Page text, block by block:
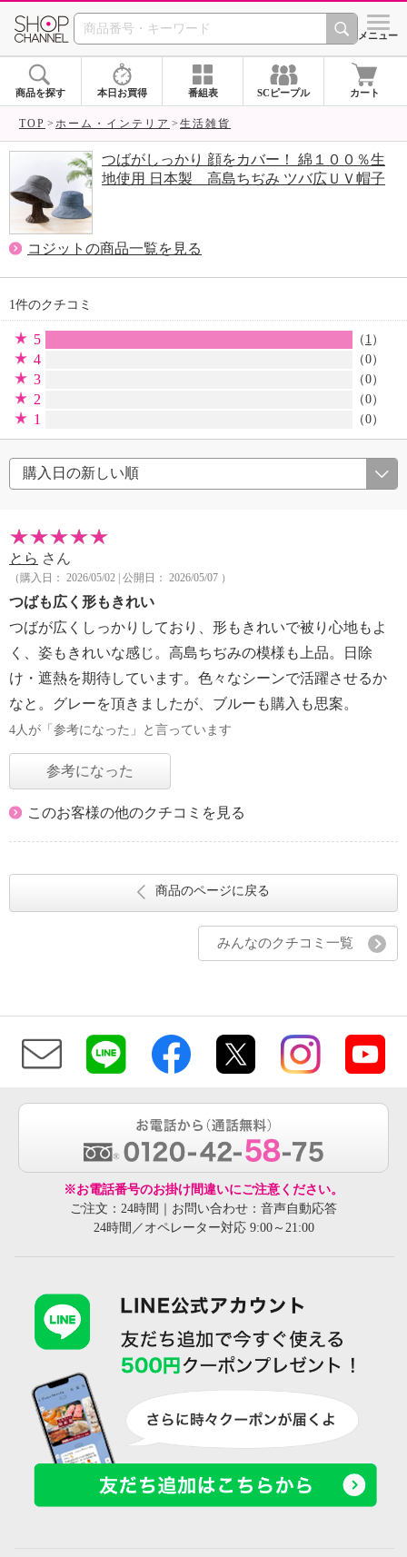
SHOP CHANNEL シメニュー
商品を探す 本日お買得 番組表 SCピープル カート
TOP ホーム・インテリア 生活雑貨
つばがしっかり 顔をカバー！ 綿１００％生
地使用 日本製 高島ちぢみ ツバ広ＵＶ帽子
コジットの商品一覧を見る
1件のクチコミ
5 （ 1 ）
4 （0）
3 （0）
2 （0）
1 （0）
とら さん
（購入日： 2026/05/02 | 公開日： 2026/05/07 ）
つばも広く形もきれい
つばが広くしっかりしており、形もきれいで被り心地もよ
く、姿もきれいな感じ。高島ちぢみの模様も上品。日除
け・遮熱を期待しています。色々なシーンで活躍させるか
なと。グレーを頂きましたが、ブルーも購入も思案。
4人が「参考になった」と言っています
参考になった
このお客様の他のクチコミを見る
商品のページに戻る
みんなのクチコミ一覧
※お電話番号のお掛け間違いにご注意ください。
ご注文：24時間｜お問い合わせ：音声自動応答
24時間／オペレーター対応 9:00～21:00